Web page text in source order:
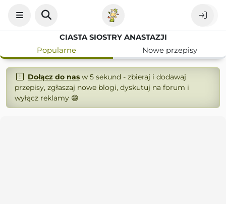
CIASTA SIOSTRY ANASTAZJI
Popularne
Nowe przepisy
Dołącz do nasw 5 sekund - zbieraj i dodawaj
przepisy, zgłaszaj nowe blogi, dyskutuj na forum i
wyłącz reklamy 😄